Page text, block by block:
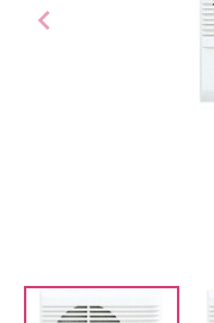
chevron_left